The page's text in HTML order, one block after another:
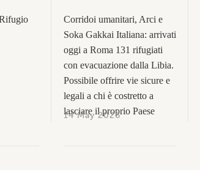
Corridoi umanitari, Arci e
Soka Gakkai Italiana: arrivati
oggi a Roma 131 rifugiati
con evacuazione dalla Libia.
Possibile offrire vie sicure e
legali a chi è costretto a
lasciare il proprio Paese
14 May 2026